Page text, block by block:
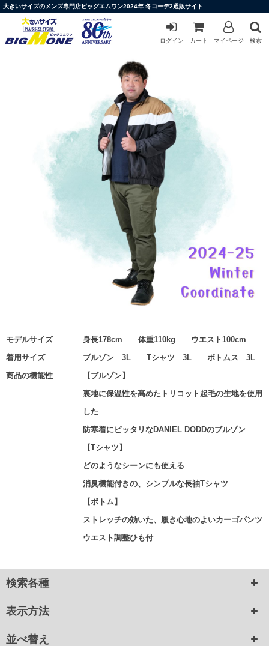
大きいサイズのメンズ専門店ビッグエムワン2024年 冬コーデ2通販サイト
ログイン カート マイページ 検索
モデルサイズ
身長178cm 体重110kg ウエスト100cm
着用サイズ
ブルゾン 3L Tシャツ 3L ボトムス 3L
商品の機能性
【ブルゾン】
裏地に保温性を高めたトリコット起毛の生地を使用
した
防寒着にピッタリなDANIEL DODDのブルゾン
【Tシャツ】
どのようなシーンにも使える
消臭機能付きの、シンプルな長袖Tシャツ
【ボトム】
ストレッチの効いた、履き心地のよいカーゴパンツ
ウエスト調整ひも付
検索各種
表示方法
並べ替え